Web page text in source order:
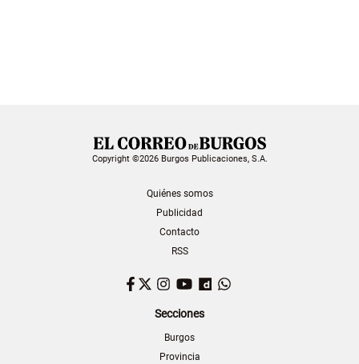
Copyright ©2026 Burgos Publicaciones, S.A.
Quiénes somos
Publicidad
Contacto
RSS
Facebook
TwitterInstagram
YouTubeDailymotion
Secciones
Burgos
Provincia